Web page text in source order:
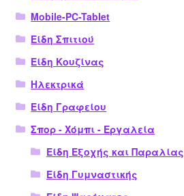
Mobile-PC-Tablet
Είδη Σπιτιού
Είδη Κουζίνας
Ηλεκτρικά
Είδη Γραφείου
Σπορ - Χόμπι - Εργαλεία
Είδη Εξοχής και Παραλίας
Είδη Γυμναστικής